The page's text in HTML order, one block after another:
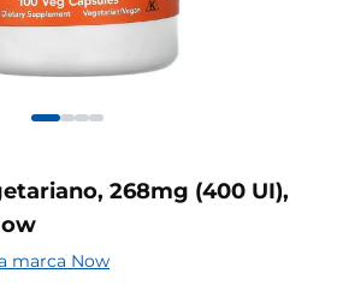
268mg (400 UI),
marca Now